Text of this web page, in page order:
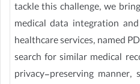
tackle this challenge, we
medical data integration
healthcare services, named
search for similar medical
privacy-preserving